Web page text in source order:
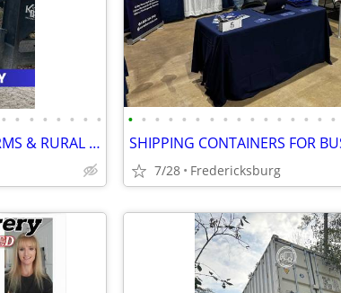
• • • • • • • •
SHIPPING CONTAINERS FOR FARMS & RURAL PROPERTIES 571-727-3468
• • • • • • • • • • • • • • • •
7/28 Fredericksburg